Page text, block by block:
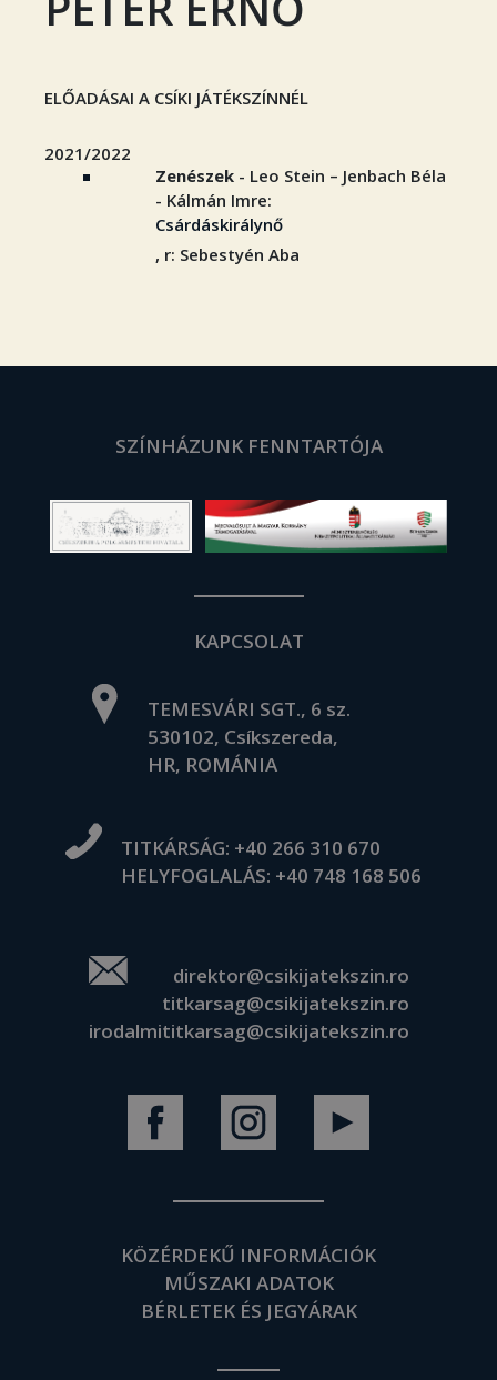
ELŐADÁSAI A CSÍKI JÁTÉKSZÍNNÉL
2021/2022
Zenészek - Leo Stein – Jenbach Béla
- Kálmán Imre:
Csárdáskirálynő
, r: Sebestyén Aba
SZÍNHÁZUNK FENNTARTÓJA
KAPCSOLAT
TEMESVÁRI SGT., 6 sz.
530102, Csíkszereda,
HR, ROMÁNIA
TITKÁRSÁG: +40 266 310 670
HELYFOGLALÁS: +40 748 168 506
direktor@csikijatekszin.ro
titkarsag@csikijatekszin.ro
irodalmititkarsag@csikijatekszin.ro
KÖZÉRDEKŰ INFORMÁCIÓK
MŰSZAKI ADATOK
BÉRLETEK ÉS JEGYÁRAK